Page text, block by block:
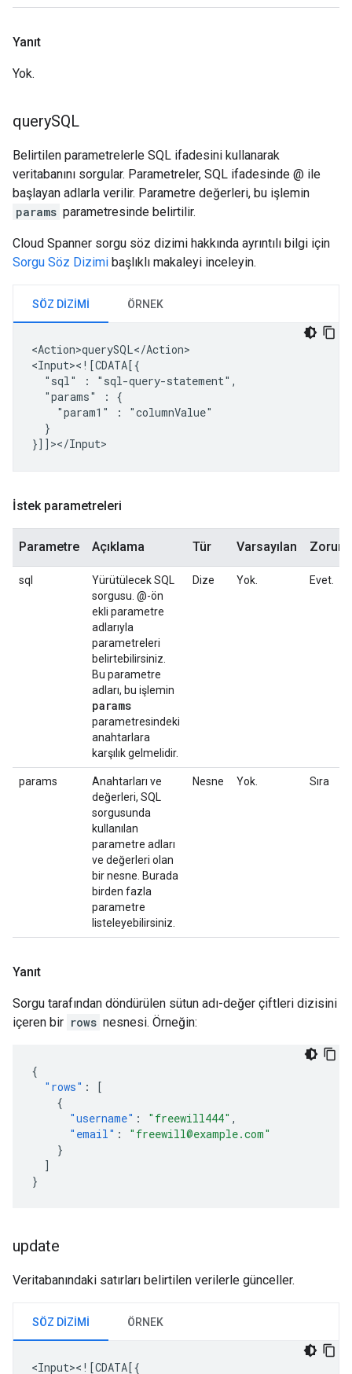
Yanıt
Yok.
querySQL
Belirtilen parametrelerle SQL ifadesini kullanarak
veritabanını sorgular. Parametreler, SQL ifadesinde @ ile
başlayan adlarla verilir. Parametre değerleri, bu işlemin
params parametresinde belirtilir.
Cloud Spanner sorgu söz dizimi hakkında ayrıntılı bilgi için
Sorgu Söz Dizimi başlıklı makaleyi inceleyin.
SÖZ DIZIMI ÖRNEK
<Action>querySQL</Action>
"sql"
:
"params"
:
"param1"
:
}
İstek parametreleri
Parametre Açıklama Tür Varsayılan
sql
Yürütülecek SQL
sorgusu. @-ön
ekli parametre
adlarıyla
parametreleri
belirtebilirsiniz.
Bu parametre
adları, bu işlemin
params
parametresindeki
anahtarlara
karşılık gelmelidir.
Dize Yok. Evet.
params
Anahtarları ve
değerleri, SQL
sorgusunda
kullanılan
parametre adları
ve değerleri olan
bir nesne. Burada
birden fazla
parametre
listeleyebilirsiniz.
Nesne Yok. Sıra
Yanıt
Sorgu tarafından döndürülen sütun adı-değer çiftleri dizisini
içeren bir rows nesnesi. Örneğin:
{
"rows" :
[
{
"username" : "freewill444" ,
"email" :
"freewill@example.com"
}
]
}
update
Veritabanındaki satırları belirtilen verilerle günceller.
SÖZ DIZIMI ÖRNEK